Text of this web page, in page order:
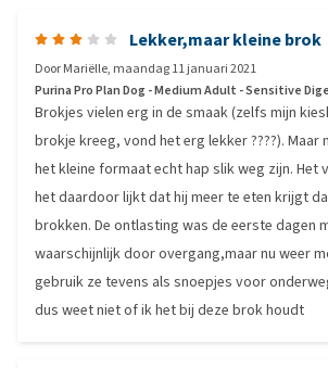
Lekker,maar kleine brok
DoorMariëlle, maandag 11 januari 2021
Purina Pro Plan Dog - Medium Adult - Sensitive
Brokjes vielen erg in de smaak (zelfs mijn
brokje kreeg, vond het erg lekker ????).
het kleine formaat echt hap slik weg zijn. Het
het daardoor lijkt dat hij meer te eten krijgt
brokken. De ontlasting was de eerste dagen
waarschijnlijk door overgang,maar nu weer
gebruik ze tevens als snoepjes voor
dus weet niet of ik het bij deze brok houdt